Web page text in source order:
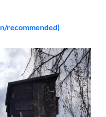
recommended)